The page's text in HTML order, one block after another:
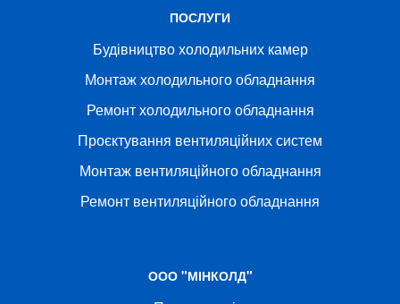
ПОСЛУГИ
Будівництво холодильних камер
Монтаж холодильного обладнання
Ремонт холодильного обладнання
Проєктування вентиляційних систем
Монтаж вентиляційного обладнання
Ремонт вентиляційного обладнання
ООО "МІНКОЛД"